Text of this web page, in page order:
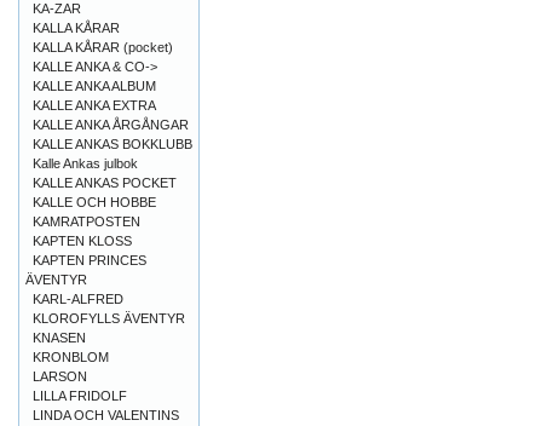
KA-ZAR
KALLA KÅRAR
KALLA KÅRAR (pocket)
KALLE ANKA & CO->
KALLE ANKA ALBUM
KALLE ANKA EXTRA
KALLE ANKA ÅRGÅNGAR
KALLE ANKAS BOKKLUBB
Kalle Ankas julbok
KALLE ANKAS POCKET
KALLE OCH HOBBE
KAMRATPOSTEN
KAPTEN KLOSS
KAPTEN PRINCES
ÄVENTYR
KARL-ALFRED
KLOROFYLLS ÄVENTYR
KNASEN
KRONBLOM
LARSON
LILLA FRIDOLF
LINDA OCH VALENTINS